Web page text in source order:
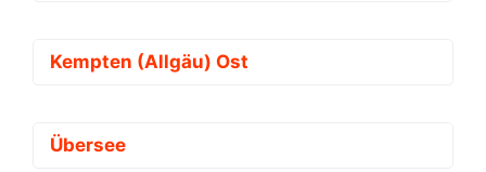
Kempten (Allgäu) Ost
Übersee